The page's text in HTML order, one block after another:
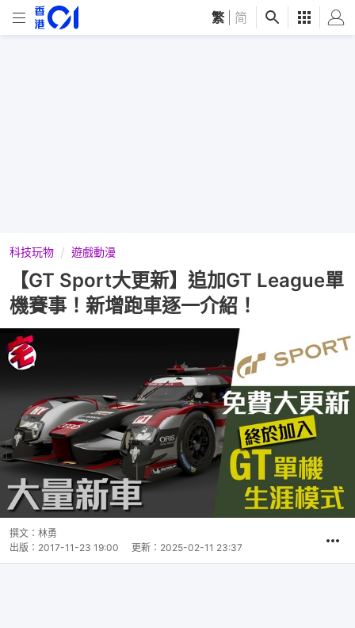
繁 简
科技玩物 遊戲動漫
【GT Sport大更新】追加GT League單
機賽事！新增跑車逐一介紹！
撰文： 林勇
出版： 2017-11-23 19:00 更新： 2025-02-11 23:37